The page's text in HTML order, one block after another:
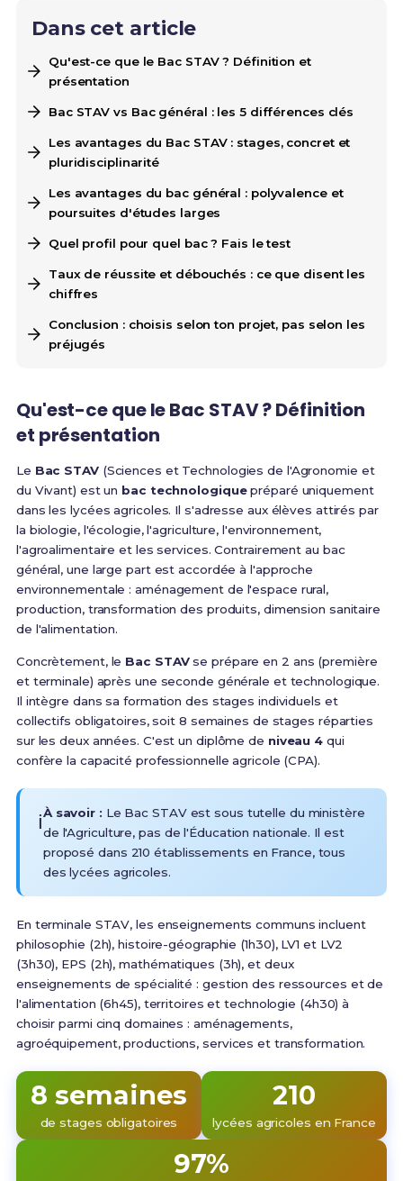
Dans cet article
Qu'est-ce que le Bac STAV ? Définition et
présentation
Bac STAV vs Bac général : les 5 différences clés
Les avantages du Bac STAV : stages, concret et
pluridisciplinarité
Les avantages du bac général : polyvalence et
poursuites d'études larges
Quel profil pour quel bac ? Fais le test
Taux de réussite et débouchés : ce que disent les
chiffres
Conclusion : choisis selon ton projet, pas selon les
préjugés
Qu'est-ce que le Bac STAV ? Définition
et présentation
Le Bac STAV(Sciences et Technologies de l'Agronomie et
du Vivant) est un bac technologiquepréparé uniquement
dans les lycées agricoles. Il s'adresse aux élèves attirés par
la biologie, l'écologie, l'agriculture, l'environnement,
l'agroalimentaire et les services. Contrairement au bac
général,une large part est accordée à l'approche
environnementale : aménagement de l'espace rural,
production, transformation des produits, dimension sanitaire
de l'alimentation.
Concrètement, le Bac STAVse prépare en 2 ans (première
et terminale) après une seconde générale et technologique.
Il intègre dans sa formation des stages individuels et
collectifs obligatoires, soit 8 semaines de stages réparties
sur les deux années. C'est un diplôme de niveau 4 qui
confère la capacité professionnelle agricole (CPA).
ℹ️À savoir : Le Bac STAV est sous tutelle du ministère
de l'Agriculture, pas de l'Éducation nationale. Il est
proposé dans 210 établissements en France, tous
des lycées agricoles.
En terminale STAV,les enseignements communs incluent
philosophie (2h), histoire-géographie (1h30), LV1 et LV2
(3h30), EPS (2h), mathématiques (3h), et deux
enseignements de spécialité : gestion des ressources et de
l'alimentation (6h45), territoires et technologie (4h30) à
choisir parmi cinq domaines : aménagements,
agroéquipement, productions, services et transformation.
8 semaines
de stages obligatoires
210
lycées agricoles en France
97%